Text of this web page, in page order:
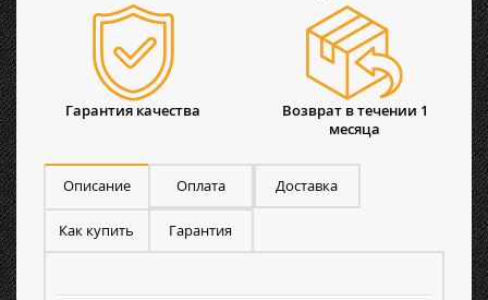
Гарантия качества
Возврат в течении 1
месяца
Описание Оплата Доставка
Как купить Гарантия